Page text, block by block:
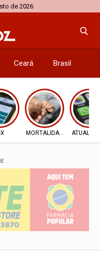
de 2026
Ceará Brasil
MORTALIDADE INFANTIL